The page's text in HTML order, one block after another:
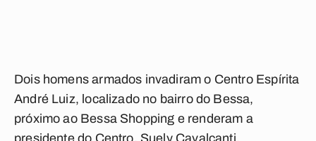
Dois homens armados invadiram o Centro Espírita
André Luiz, localizado no bairro do Bessa,
próximo ao Bessa Shopping e renderam a
presidente do Centro, Suely Cavalcanti.